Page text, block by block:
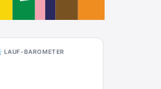
LAUF-BAROMETER